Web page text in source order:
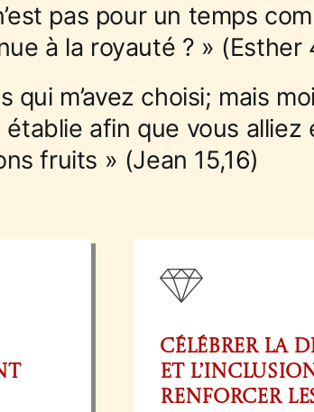
pas pour un temps
à la royauté ? » (Esther
qui m’avez choisi; mais
afin que vous alliez
fruits » (Jean 15,16)
Célébrer la
et
Renforcer